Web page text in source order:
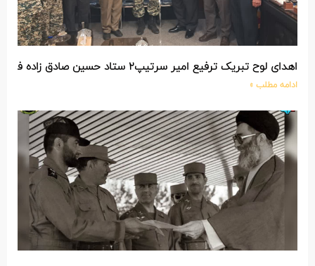
تبریک ترفیع امیر سرتیپ۲ ستاد حسین صادق زاده فرمانده تیپ ۲۵ واکنش سریع شهید آبگون نزاجا مستقر در تبریز
مطلب »